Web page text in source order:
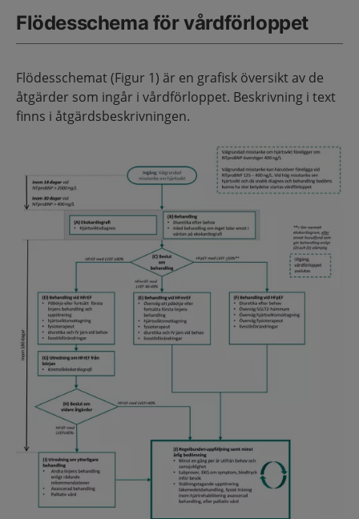
Flödesschema för vårdförloppet
Flödesschemat (Figur 1) är en grafisk översikt av de
åtgärder som ingår i vårdförloppet. Beskrivning i text
finns i åtgärdsbeskrivningen.